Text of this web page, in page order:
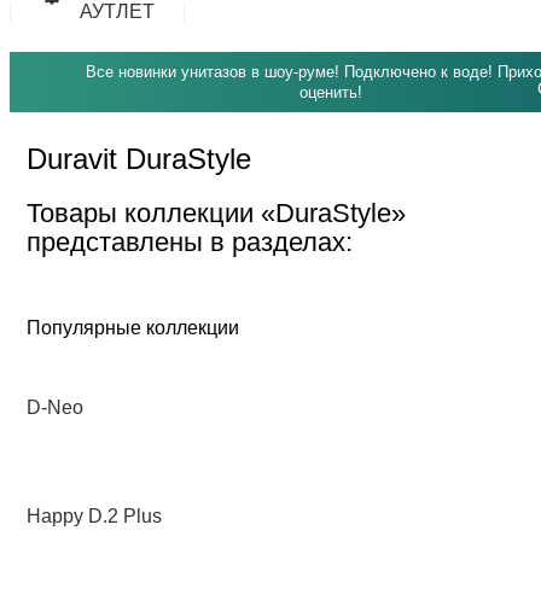
АУТЛЕТ
Все новинки унитазов в шоу-руме! Подключено к воде!
оценить!
Duravit DuraStyle
Товары коллекции «DuraStyle»
представлены в разделах:
Популярные коллекции
D-Neo
Happy D.2 Plus